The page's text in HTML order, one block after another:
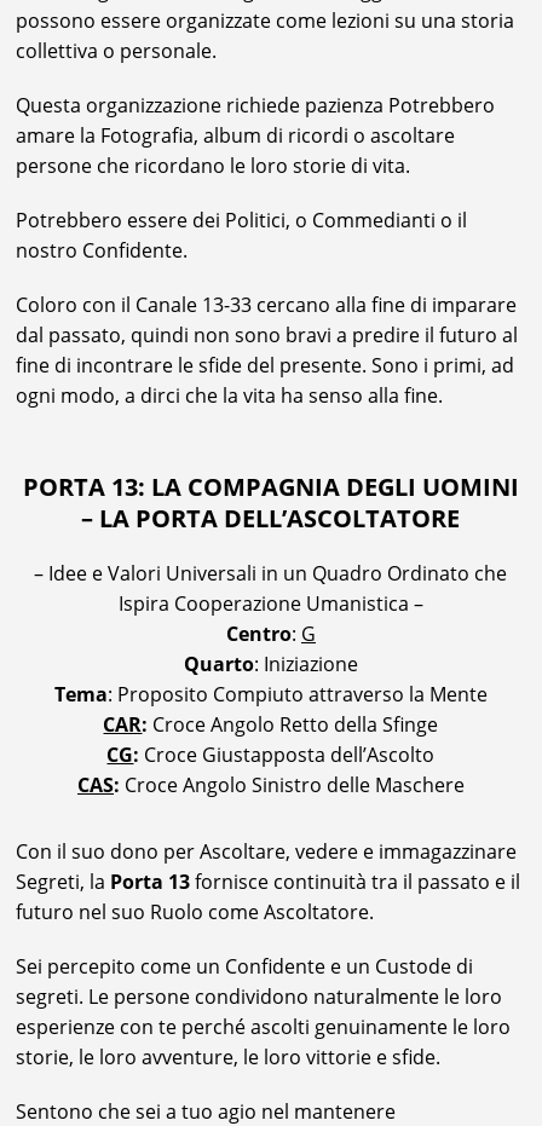
possono essere organizzate come lezioni su una storia
collettiva o personale.
Questa organizzazione richiede pazienza Potrebbero
amare la Fotografia, album di ricordi o ascoltare
persone che ricordano le loro storie di vita.
Potrebbero essere dei Politici, o Commedianti o il
nostro Confidente.
Coloro con il Canale 13-33 cercano alla fine di imparare
dal passato, quindi non sono bravi a predire il futuro al
fine di incontrare le sfide del presente. Sono i primi, ad
ogni modo, a dirci che la vita ha senso alla fine.
PORTA 13: LA COMPAGNIA DEGLI UOMINI
– LA PORTA DELL’ASCOLTATORE
– Idee e Valori Universali in un Quadro Ordinato che
Ispira Cooperazione Umanistica –
Centro: G
Quarto: Iniziazione
Tema: Proposito Compiuto attraverso la Mente
CAR: Croce Angolo Retto della Sfinge
CG: Croce Giustapposta dell’Ascolto
CAS: Croce Angolo Sinistro delle Maschere
Con il suo dono per Ascoltare, vedere e immagazzinare
Segreti, la Porta 13fornisce continuità tra il passato e il
futuro nel suo Ruolo come Ascoltatore.
Sei percepito come un Confidente e un Custode di
segreti. Le persone condividono naturalmente le loro
esperienze con te perché ascolti genuinamente le loro
storie, le loro avventure, le loro vittorie e sfide.
Sentono che sei a tuo agio nel mantenere